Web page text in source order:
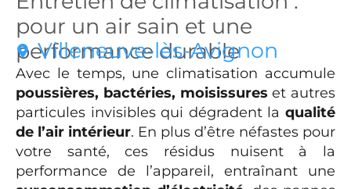
pour un air sain et une
performance durable
Villeneuve-lès-Avignon
Avec le temps, une climatisation accumule
poussières, bactéries, moisissures et autres
particules invisibles qui dégradent la qualité
de l’air intérieur. En plus d’être néfastes pour
votre santé, ces résidus nuisent à la
performance de l’appareil, entraînant une